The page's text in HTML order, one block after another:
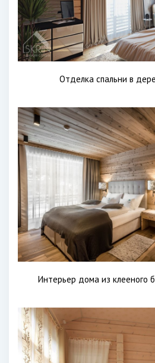
Отделка спальни в
Интерьер дома из клееного